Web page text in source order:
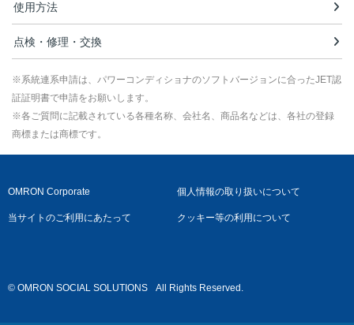
使用方法
点検・修理・交換
※系統連系申請は、パワーコンディショナのソフトバージョンに合ったJET認
証証明書で申請をお願いします。
※各ご質問に記載されている各種名称、会社名、商品名などは、各社の登録
商標または商標です。
OMRON Corporate 個人情報の取り扱いについて
当サイトのご利用にあたって クッキー等の利用について
© OMRON SOCIAL SOLUTIONS All Rights Reserved.